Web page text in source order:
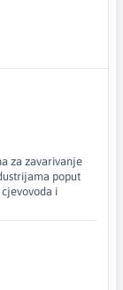
za zavarivanje
poput
i